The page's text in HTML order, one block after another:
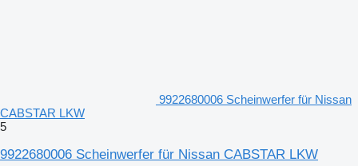
9922680006 Scheinwerfer für Nissan
CABSTAR LKW
5
9922680006 Scheinwerfer für Nissan CABSTAR LKW